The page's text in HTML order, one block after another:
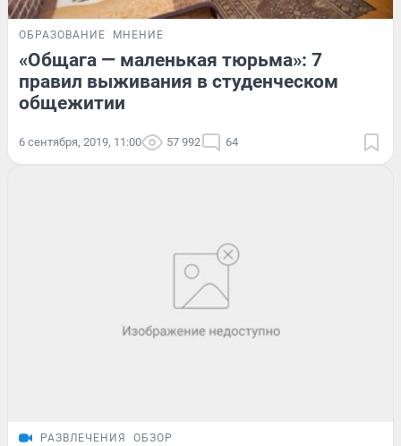
ОБРАЗОВАНИЕ МНЕНИЕ
«Общага — маленькая тюрьма»: 7
правил выживания в студенческом
общежитии
6 сентября, 2019, 11:00 57 992 64
РАЗВЛЕЧЕНИЯ ОБЗОР